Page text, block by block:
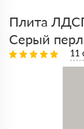
Плита
Серый
11